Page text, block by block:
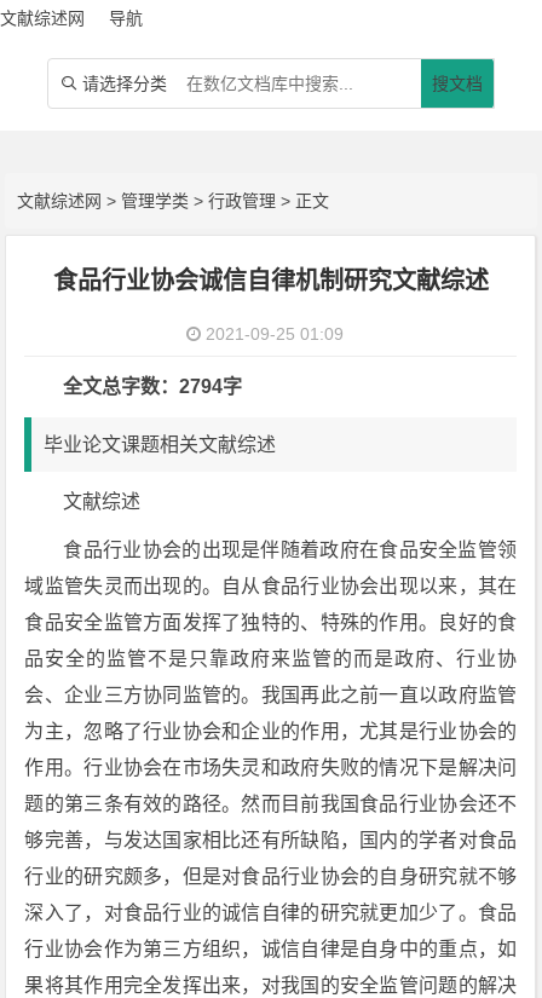
文献综述网 导航
 请选择分类 搜文档
文献综述网 >管理学类 >行政管理 > 正文
食品行业协会诚信自律机制研究文献综述
2021-09-25 01:09
全文总字数：2794字
毕业论文课题相关文献综述
文献综述
食品行业协会的出现是伴随着政府在食品安全监管领
域监管失灵而出现的。自从食品行业协会出现以来，其在
食品安全监管方面发挥了独特的、特殊的作用。良好的食
品安全的监管不是只靠政府来监管的而是政府、行业协
会、企业三方协同监管的。我国再此之前一直以政府监管
为主，忽略了行业协会和企业的作用，尤其是行业协会的
作用。行业协会在市场失灵和政府失败的情况下是解决问
题的第三条有效的路径。然而目前我国食品行业协会还不
够完善，与发达国家相比还有所缺陷，国内的学者对食品
行业的研究颇多，但是对食品行业协会的自身研究就不够
深入了，对食品行业的诚信自律的研究就更加少了。食品
行业协会作为第三方组织，诚信自律是自身中的重点，如
果将其作用完全发挥出来，对我国的安全监管问题的解决